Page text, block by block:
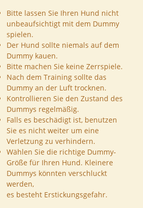
Bitte lassen Sie Ihren Hund nicht
unbeaufsichtigt mit dem Dummy
spielen.
Der Hund sollte niemals auf dem
Dummy kauen.
Bitte machen Sie keine Zerrspiele.
Nach dem Training sollte das
Dummy an der Luft trocknen.
Kontrollieren Sie den Zustand des
Dummys regelmäßig.
Falls es beschädigt ist, benutzen
Sie es nicht weiter um eine
Verletzung zu verhindern.
Wählen Sie die richtige Dummy-
Größe für Ihren Hund. Kleinere
Dummys könnten verschluckt
werden,
es besteht Erstickungsgefahr.